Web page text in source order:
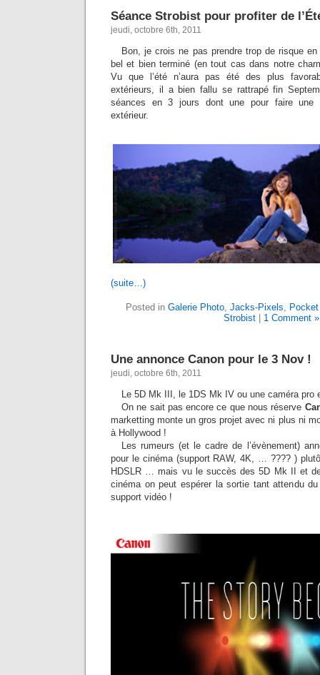
Séance Strobist pour profiter de
jeudi, octobre 6th, 2011
Bon, je crois ne pas prendre trop de risque
bel et bien terminé (en tout cas dans notre
Vu que l’été n’aura pas été des plus
extérieurs, il a bien fallu se rattrapé fin
séances en 3 jours dont une pour faire
extérieur.
(suite…)
Posted in Galerie Photo, Jacks-Pixels,
Strobist
1 Comment »
Une annonce Canon pour le 3 Nov !
jeudi, octobre 6th, 2011
Le 5D Mk III, le 1DS Mk IV ou une caméra pro
On ne sait pas encore ce que nous réserve
marketting monte un gros projet avec ni plus ni
à Hollywood !
Les rumeurs (et le cadre de l’évènement)
pour le cinéma (support RAW, 4K, … ???? )
HDSLR … mais vu le succès des 5D Mk II et
cinéma on peut espérer la sortie tant attendu
support vidéo !